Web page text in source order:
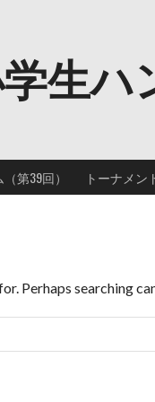
生ハ
第39回） トーナメン
Perhaps searching